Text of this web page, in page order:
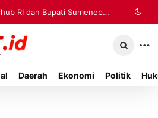
RI dan Bupati Sumenep
Penanganan Korban
Daerah Ekonomi Politik